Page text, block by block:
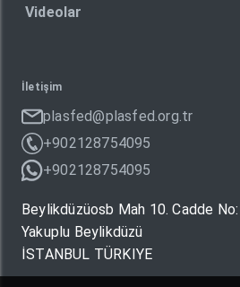
Videolar
İletişim
plasfed@plasfed.org.tr
+902128754095
+902128754095
Beylikdüzüosb Mah 10. Cadde
Yakuplu Beylikdüzü
İSTANBUL TÜRKIYE